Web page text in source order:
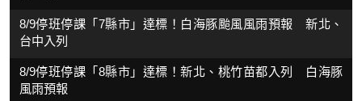
8/9停班停課「7縣市」達標！白海豚颱風風雨預報 新北、
台中入列
8/9停班停課「8縣市」達標！新北、桃竹苗都入列 白海豚
風雨預報